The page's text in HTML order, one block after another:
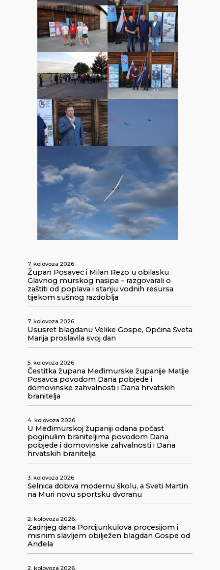
7. kolovoza 2026.
Župan Posavec i Milan Rezo u obilasku
Glavnog murskog nasipa – razgovarali o
zaštiti od poplava i stanju vodnih resursa
tijekom sušnog razdoblja
7. kolovoza 2026.
Ususret blagdanu Velike Gospe, Općina Sveta
Marija proslavila svoj dan
5. kolovoza 2026.
Čestitka župana Međimurske županije Matije
Posavca povodom Dana pobjede i
domovinske zahvalnosti i Dana hrvatskih
branitelja
4. kolovoza 2026.
U Međimurskoj županiji odana počast
poginulim braniteljima povodom Dana
pobjede i domovinske zahvalnosti i Dana
hrvatskih branitelja
3. kolovoza 2026.
Selnica dobiva modernu školu, a Sveti Martin
na Muri novu sportsku dvoranu
2. kolovoza 2026.
Zadnjeg dana Porcijunkulova procesijom i
misnim slavljem obilježen blagdan Gospe od
Anđela
2. kolovoza 2026.